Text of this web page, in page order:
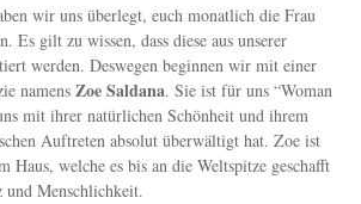
wir uns überlegt, euch monatlich die Frau
Es gilt zu wissen, dass diese aus unserer
werden. Deswegen beginnen wir mit einer
namens Zoe Saldana. Sie ist für uns “Woman
mit ihrer natürlichen Schönheit und ihrem
Auftreten absolut überwältigt hat. Zoe ist
Haus, welche es bis an die Weltspitze geschafft
Menschlichkeit.